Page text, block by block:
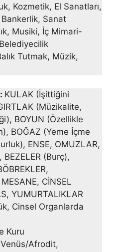
Kozmetik, El Sanatları,
Sanat
Musiki, İç Mimari-
Tutmak, Müzik,
KULAK (İşittiğini
(Müzikalite,
BOYUN (Özel­likle
BOĞAZ (Yeme İçme
ENSE, OMUZLAR,
BEZELER (Burç),
CİNSEL
YUMURTALIKLAR
Cinsel Organlarda
Kuru
Venüs/Afrodit,